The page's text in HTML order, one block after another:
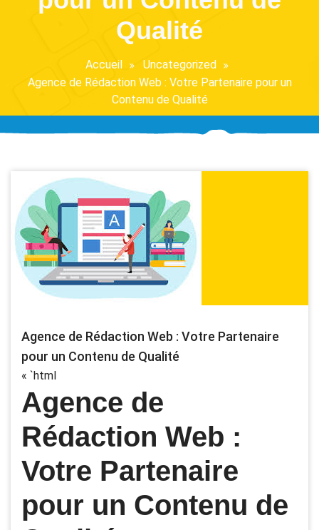
Qualité
Accueil
Uncategorized
Agence de Rédaction Web : Votre Partenaire pour un
Contenu de Qualité
Agence de Rédaction Web : Votre Partenaire
pour un Contenu de Qualité
« `html
Agence de
Rédaction Web :
Votre Partenaire
pour un Contenu de